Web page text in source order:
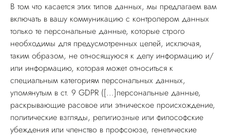
В том что касается этих типов данных, мы предлагаем вам
включать в вашу коммуникацию с контролером данных
только те персональные данные, которые строго
необходимы для предусмотренных целей, исключая,
таким образом, не относящуюся к делу информацию и/
или информацию, которая может относиться к
специальным категориям персональных данных,
упомянутым в ст. 9 GDPR ([...]персональные данные,
раскрывающие расовое или этническое происхождение,
политические взгляды, религиозные или философские
убеждения или членство в профсоюзе, генетические